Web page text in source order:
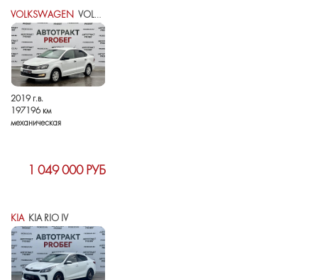
VOLKSWAGEN VOLKSWAGEN POLO V РЕСТАЙЛИНГ
2019 г.в.
197196 км
механическая
1 049 000 РУБ
KIAKIA RIO IV